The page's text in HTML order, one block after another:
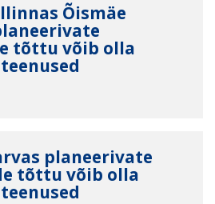
Õismäe
tõttu võib olla
planeerivate
tõttu võib olla